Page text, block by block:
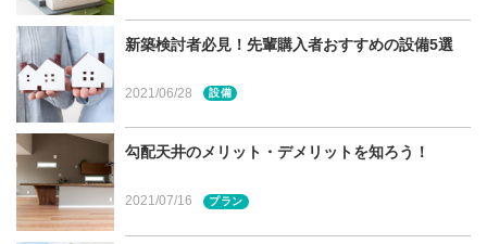
そもそも坪単価って？
そもそも坪単価とは、一坪当たりの費用がいくらになるの
かを計算したものです。一坪は約3.3㎡となります。一般
的には下記の式で求めることができます。
新築検討者必見！先輩購入者おすすめの設備5選
2021/06/28 設備
勾配天井のメリット・デメリットを知ろう！
2021/07/16 プラン